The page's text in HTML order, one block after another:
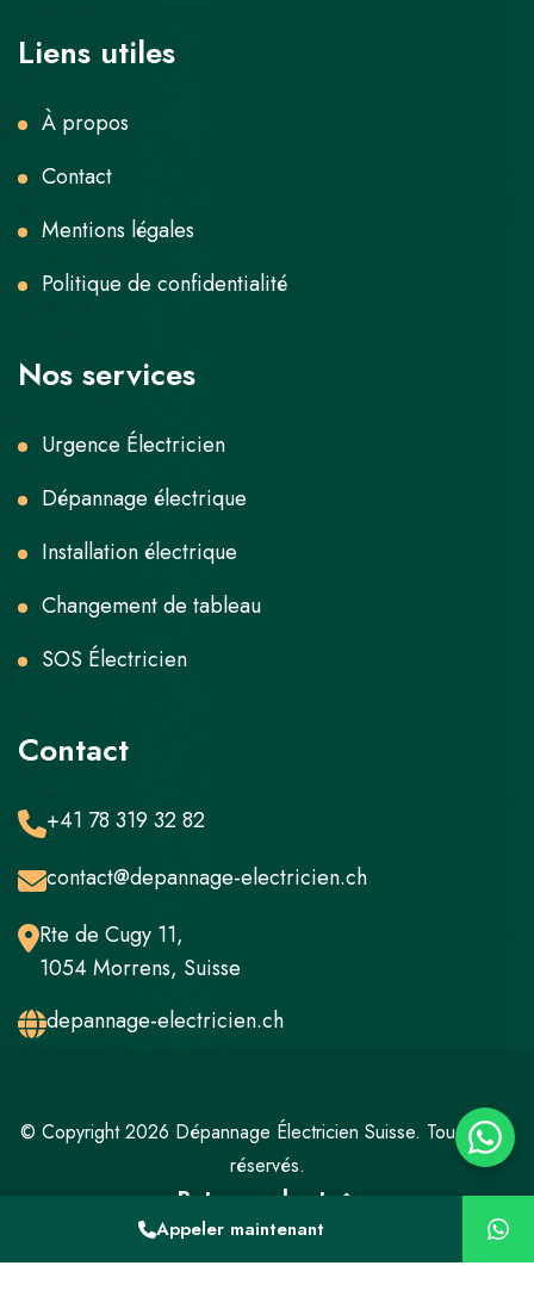
Liens utiles
À propos
Contact
Mentions légales
Politique de confidentialité
Nos services
Urgence Électricien
Dépannage électrique
Installation électrique
Changement de tableau
SOS Électricien
Contact
+41 78 319 32 82
contact@depannage-electricien.ch
Rte de Cugy 11,
1054 Morrens, Suisse
depannage-electricien.ch
© Copyright 2026 Dépannage Électricien Suisse. Tous droits
réservés.
Retour en haut
Mentions légalesPolitique de confidentialité
Appeler maintenant